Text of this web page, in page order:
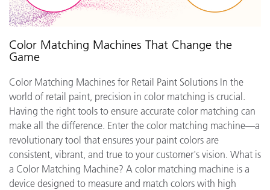
Color Matching Machines That Change the
Game
Color Matching Machines for Retail Paint Solutions In the
world of retail paint, precision in color matching is crucial.
Having the right tools to ensure accurate color matching can
make all the difference. Enter the color matching machine—a
revolutionary tool that ensures your paint colors are
consistent, vibrant, and true to your customer's vision. What is
a Color Matching Machine? A color matching machine is a
device designed to measure and match colors with high